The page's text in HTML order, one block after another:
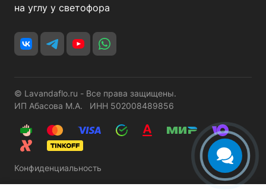
на углу у светофора
© Lavandaflo.ru - Все права защищены.
ИП Абасова М.А. ИНН 502008489856
Конфиденциальность